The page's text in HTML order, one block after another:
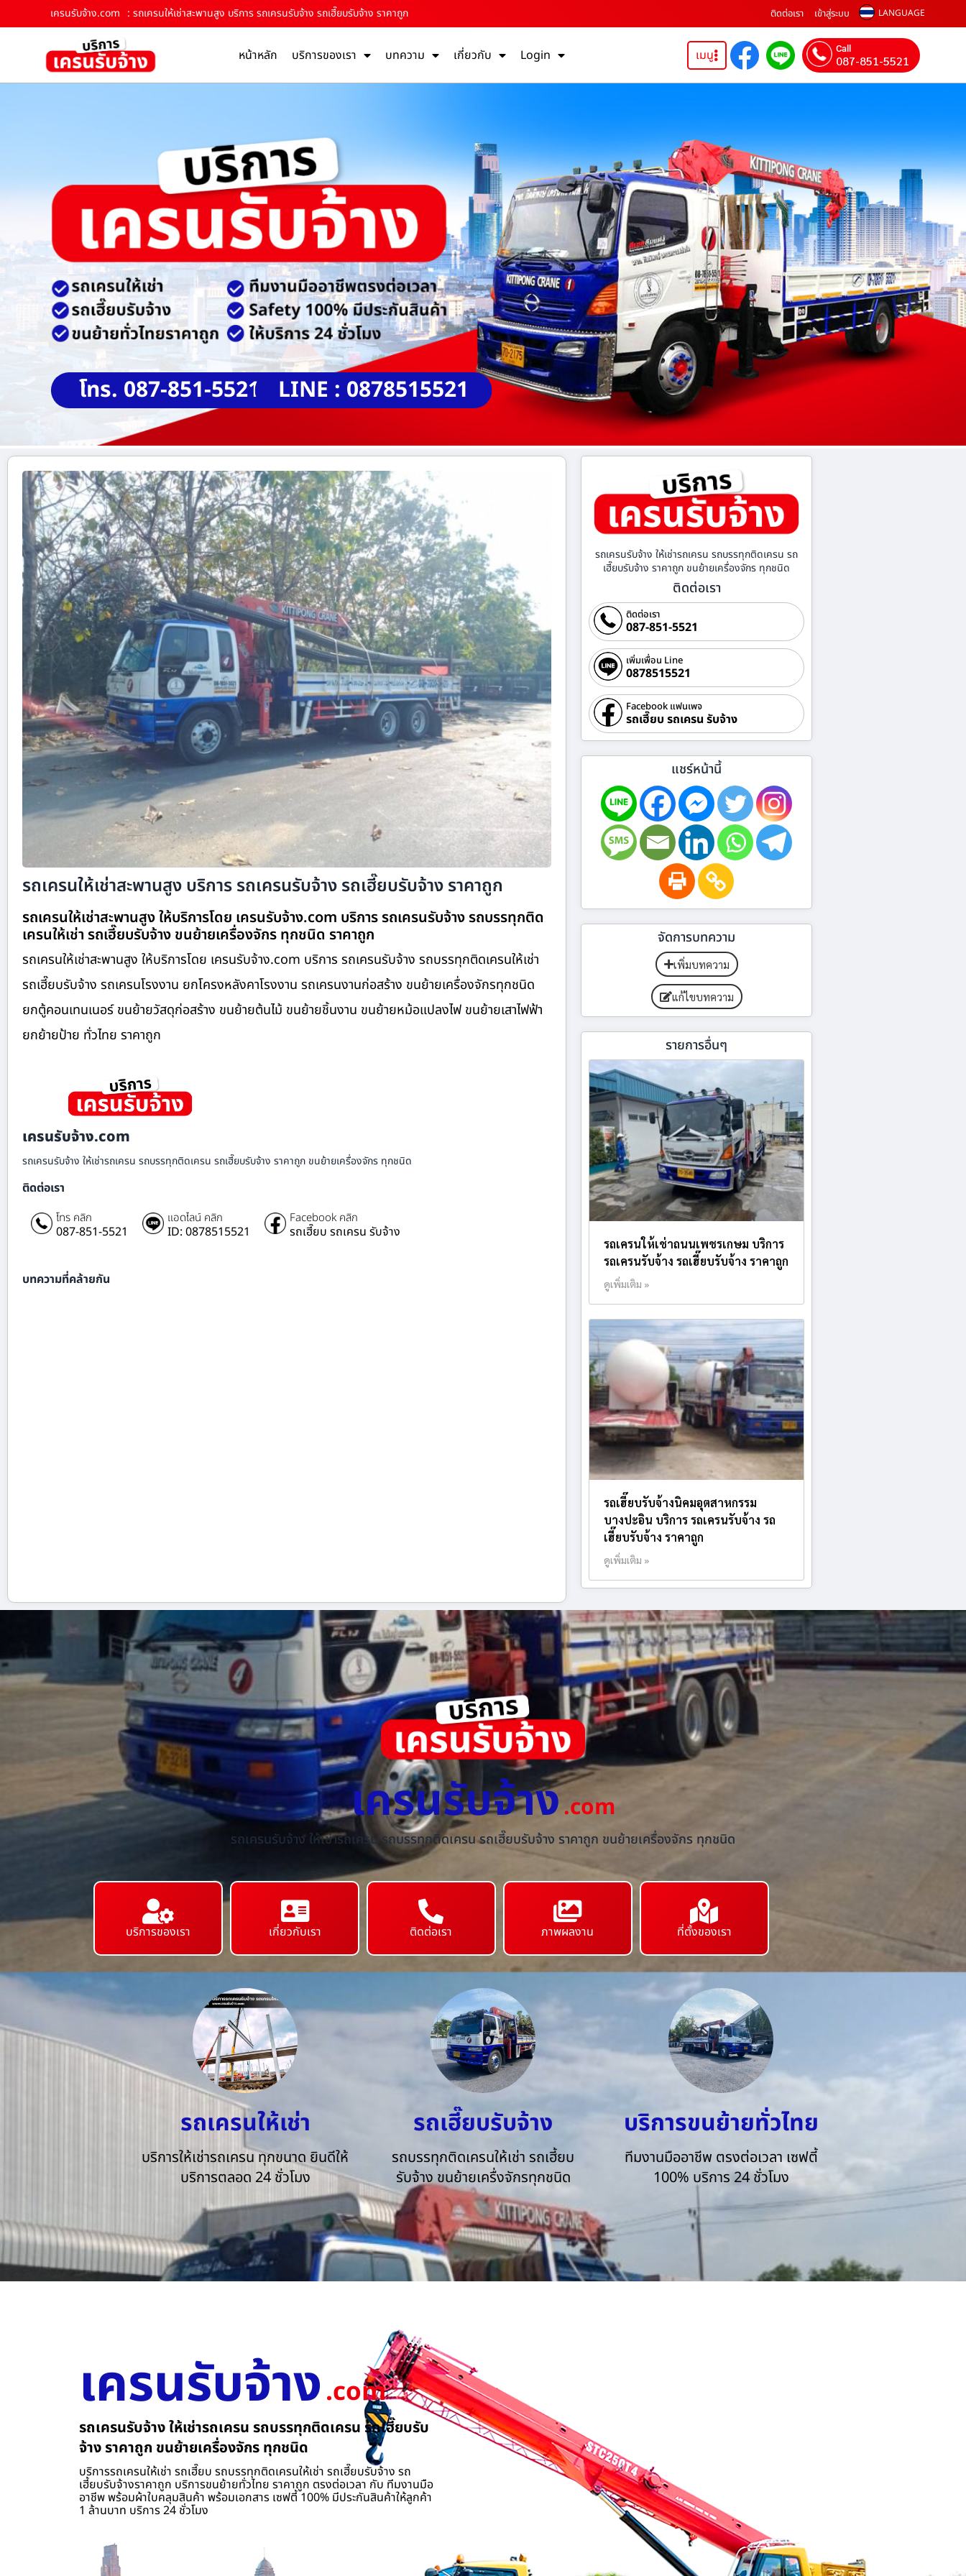
เครนรับจ้าง.com : รถเครนให้เช่าสะพานสูง บริการ รถเครนรับจ้าง รถเฮี๊ยบรับจ้าง ราคาถูก ติดต่อเรา เข้าสู่ระบบ LANGUAGE
หน้าหลัก บริการของเรา บทความ เกี่ยวกับ Login เมนู Call
087-851-5521
โทร. 087-851-5521 LINE : 0878515521
รถเครนให้เช่าสะพานสูง บริการ รถเครนรับจ้าง รถเฮี๊ยบรับจ้าง ราคาถูก
รถเครนให้เช่าสะพานสูง ให้บริการโดย เครนรับจ้าง.com บริการ รถเครนรับจ้าง รถบรรทุกติด
เครนให้เช่า รถเฮี๊ยบรับจ้าง ขนย้ายเครื่องจักร ทุกชนิด ราคาถูก
รถเครนให้เช่าสะพานสูง ให้บริการโดย เครนรับจ้าง.com บริการ รถเครนรับจ้าง รถบรรทุกติดเครนให้เช่า
รถเฮี๊ยบรับจ้าง รถเครนโรงงาน ยกโครงหลังคาโรงงาน รถเครนงานก่อสร้าง ขนย้ายเครื่องจักรทุกชนิด
ยกตู้คอนเทนเนอร์ ขนย้ายวัสดุก่อสร้าง ขนย้ายต้นไม้ ขนย้ายชิ้นงาน ขนย้ายหม้อแปลงไฟ ขนย้ายเสาไฟฟ้า
ยกย้ายป้าย ทั่วไทย ราคาถูก
เครนรับจ้าง.com
รถเครนรับจ้าง ให้เช่ารถเครน รถบรรทุกติดเครน รถเฮี๊ยบรับจ้าง ราคาถูก ขนย้ายเครื่องจักร ทุกชนิด
ติดต่อเรา
โทร คลิก
087-851-5521
แอดไลน์ คลิก
ID: 0878515521
Facebook คลิก
รถเฮี๊ยบ รถเครน รับจ้าง
บทความที่คล้ายกัน
รถเครนรับจ้าง ให้เช่ารถเครน รถบรรทุกติดเครน รถ
เฮี๊ยบรับจ้าง ราคาถูก ขนย้ายเครื่องจักร ทุกชนิด
ติดต่อเรา
ติดต่อเรา
087-851-5521
เพิ่มเพื่อน Line
0878515521
Facebook แฟนเพจ
รถเฮี๊ยบ รถเครน รับจ้าง
แชร์หน้านี้
จัดการบทความ
เพิ่มบทความ
แก้ไขบทความ
รายการอื่นๆ
รถเครนให้เช่าถนนเพชรเกษม บริการ
รถเครนรับจ้าง รถเฮี๊ยบรับจ้าง ราคาถูก
ดูเพิ่มเติม »
รถเฮี๊ยบรับจ้างนิคมอุตสาหกรรม
บางปะอิน บริการ รถเครนรับจ้าง รถ
เฮี๊ยบรับจ้าง ราคาถูก
ดูเพิ่มเติม »
เครนรับจ้าง.com
รถเครนรับจ้าง ให้เช่ารถเครน รถบรรทุกติดเครน รถเฮี๊ยบรับจ้าง ราคาถูก ขนย้ายเครื่องจักร ทุกชนิด
บริการของเรา เกี่ยวกับเรา ติดต่อเรา ภาพผลงาน ที่ตั้งของเรา
รถเครนให้เช่า
บริการให้เช่ารถเครน ทุกขนาด ยินดีให้
บริการตลอด 24 ชั่วโมง
รถเฮี๊ยบรับจ้าง
รถบรรทุกติดเครนให้เช่า รถเฮี้ยบ
รับจ้าง ขนย้ายเครื่งจักรทุกชนิด
บริการขนย้ายทั่วไทย
ทีมงานมืออาชีพ ตรงต่อเวลา เซฟตี้
100% บริการ 24 ชั่วโมง
เครนรับจ้าง.com
รถเครนรับจ้าง ให้เช่ารถเครน รถบรรทุกติดเครน รถเฮี๊ยบรับ
จ้าง ราคาถูก ขนย้ายเครื่องจักร ทุกชนิด
บริการรถเครนให้เช่า รถเฮี๊ยบ รถบรรทุกติดเครนให้เช่า รถเฮี๊ยบรับจ้าง รถ
เฮี้ยบรับจ้างราคาถูก บริการขนย้ายทั่วไทย ราคาถูก ตรงต่อเวลา กับ ทีมงานมือ
อาชีพ พร้อมผ้าใบคลุมสินค้า พร้อมเอกสาร เซฟตี้ 100% มีประกันสินค้าให้ลูกค้า
1 ล้านบาท บริการ 24 ชั่วโมง